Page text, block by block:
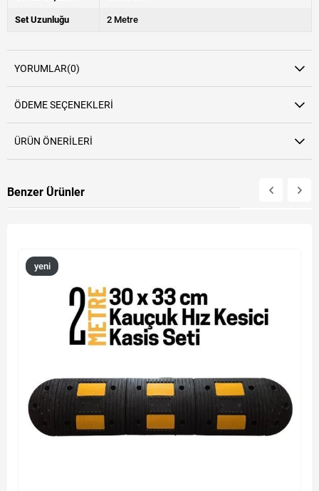
Set Uzunluğu 2 Metre
YORUMLAR(0)
ÖDEME SEÇENEKLERI
ÜRÜN ÖNERILERI
Benzer Ürünler
yeni